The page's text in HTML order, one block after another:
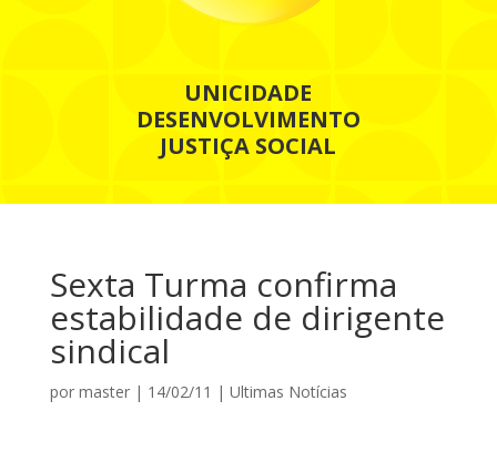
UNICIDADE
DESENVOLVIMENTO
JUSTIÇA SOCIAL
Sexta Turma confirma
estabilidade de dirigente
sindical
por master| 14/02/11 | Ultimas Notícias